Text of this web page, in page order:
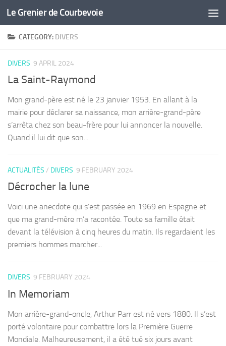
Skip to content
Le Grenier de Courbevoie
CATEGORY: DIVERS
DIVERS 9 APRIL 2024
La Saint-Raymond
Mon grand-père est né le 23 janvier 1953. En allant à la
mairie pour déclarer sa naissance, mon arrière-grand-père
s’arrêta chez son beau-frère pour lui annoncer la nouvelle.
Quand il lui dit que son...
ACTUALITÉS / DIVERS 9 FEBRUARY 2024
Décrocher la lune
Voici une anecdote qui s’est passée en 1969 en Espagne et
que ma grand-mère m’a racontée. Toute sa famille était
devant la télévision à cinq heures du matin. Ils regardaient les
premiers hommes marcher...
DIVERS 9 FEBRUARY 2024
In Memoriam
Mon arrière-grand-oncle, Arthur Parr est né vers 1880. Il s’est
porté volontaire pour combattre lors la Première Guerre
Mondiale. Malheureusement, il a été tué six jours avant